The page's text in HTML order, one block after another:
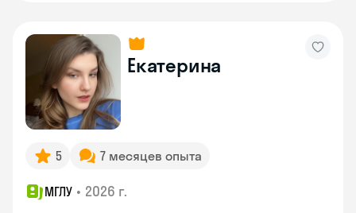
Екатерина
5 7 месяцев опыта
МГЛУ • 2026 г.